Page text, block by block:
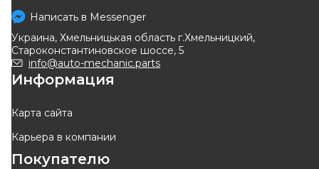
Написать в Messenger
Украина, Хмельницькая область г.Хмельницкий,
Староконстантиновское шоссе, 5
info@auto-mechanic.parts
Информация
Карта сайта
Карьера в компании
Покупателю